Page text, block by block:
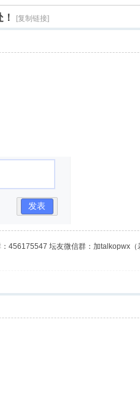
[复制链接]
发表
456175547 坛友微信群：加talkopwx